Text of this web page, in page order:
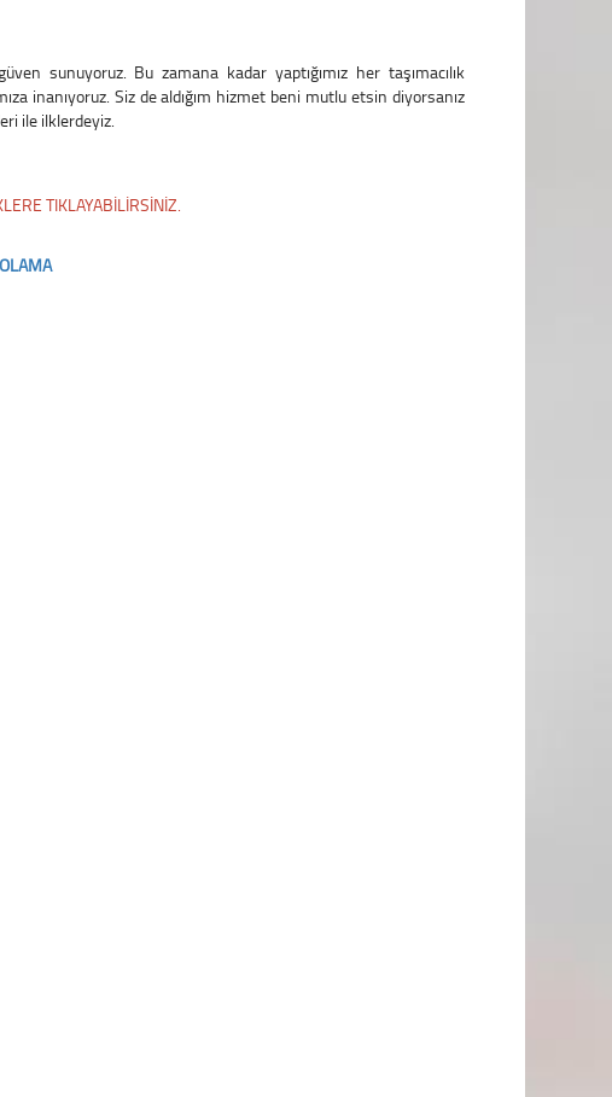
sunuyoruz. Bu zamana kadar yaptığımız her taşımacılık
inanıyoruz. Siz de aldığım hizmet beni mutlu etsin diyorsanız
ile ilklerdeyiz.
TIKLAYABİLİRSİNİZ.